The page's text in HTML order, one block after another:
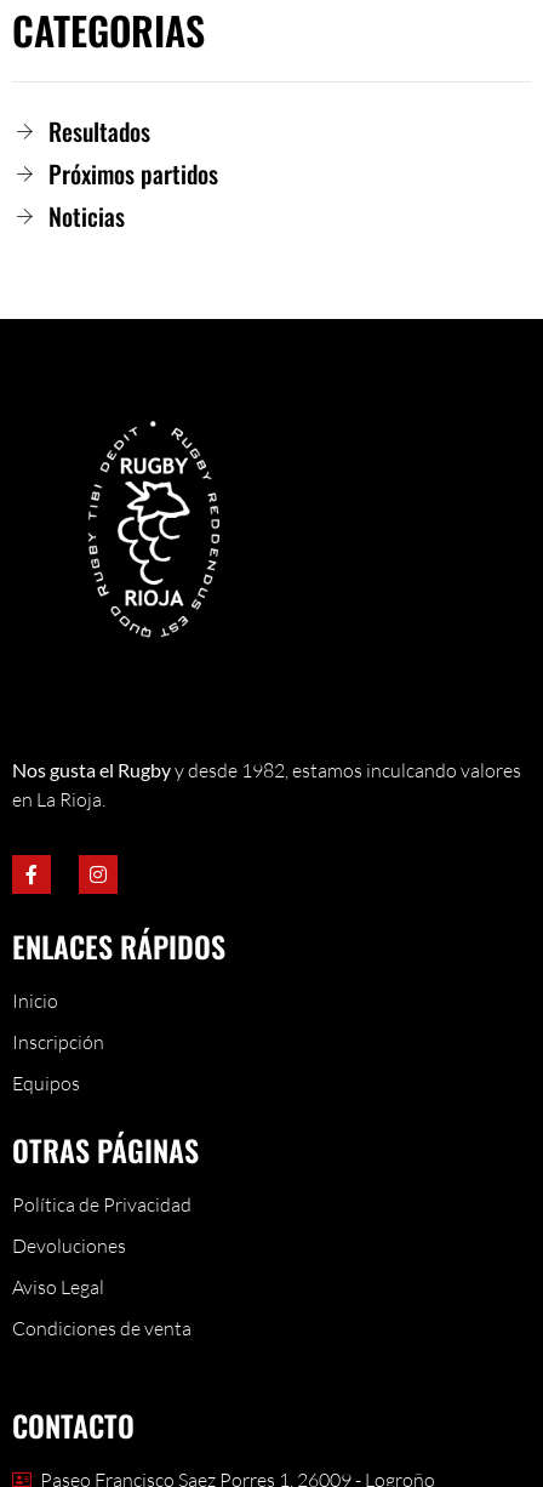
CATEGORIAS
Resultados
Próximos partidos
Noticias
Nos gusta el Rugbyy desde 1982, estamos inculcando valores
en La Rioja.
ENLACES RÁPIDOS
Inicio
Inscripción
Equipos
OTRAS PÁGINAS
Política de Privacidad
Devoluciones
Aviso Legal
Condiciones de venta
CONTACTO
Paseo Francisco Saez Porres 1. 26009 - Logroño